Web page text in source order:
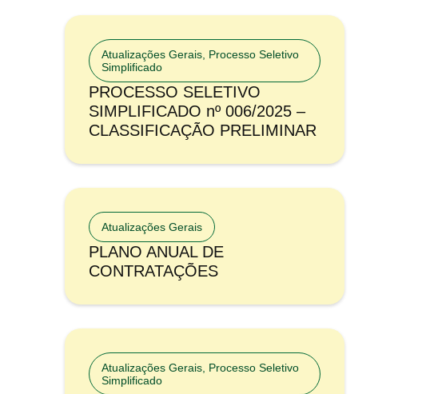
Atualizações Gerais Processo Seletivo
Simplificado
PROCESSO SELETIVO
SIMPLIFICADO nº 006/2025 –
CLASSIFICAÇÃO PRELIMINAR
Atualizações Gerais
PLANO ANUAL DE
CONTRATAÇÕES
Atualizações Gerais Processo Seletivo
Simplificado